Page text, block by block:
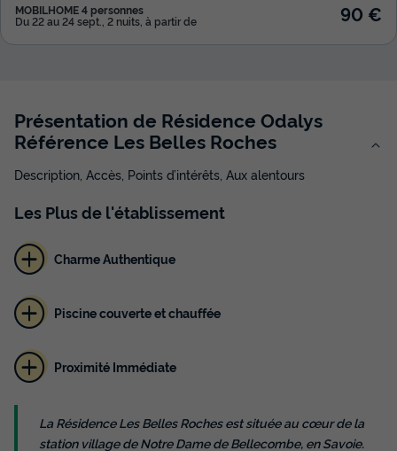
MOBILHOME 4 personnes
Du 22 au 24 sept., 2 nuits, à partir de 90 €
Présentation de Résidence Odalys
Référence Les Belles Roches
Description, Accès, Points d’intérêts, Aux alentours
Les Plusde l'établissement
Charme Authentique
Piscine couverte et chauffée
Proximité Immédiate
La Résidence Les Belles Roches est située au cœur de la
station village de Notre Dame de Bellecombe, en Savoie.